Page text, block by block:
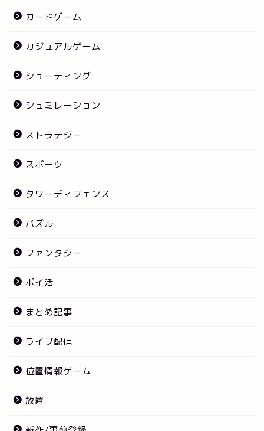
カードゲーム
カジュアルゲーム
シューティング
シュミレーション
ストラテジー
スポーツ
タワーディフェンス
パズル
ファンタジー
ポイ活
まとめ記事
ライブ配信
位置情報ゲーム
放置